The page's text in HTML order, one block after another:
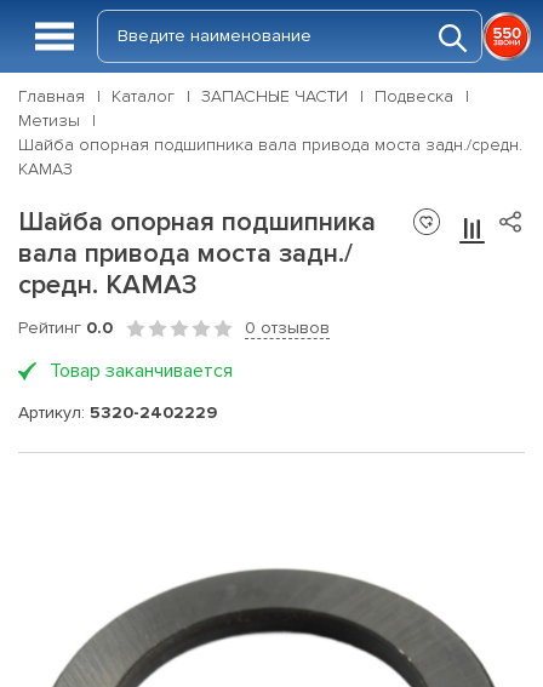
Главная Каталог ЗАПАСНЫЕ ЧАСТИ
Подвеска
Метизы
Шайба опорная подшипника вала привода моста задн./средн.
КАМАЗ
Шайба опорная подшипника
вала привода моста задн./
средн. КАМАЗ
Рейтинг 0.0 0 отзывов
Товар заканчивается
Артикул: 5320-2402229